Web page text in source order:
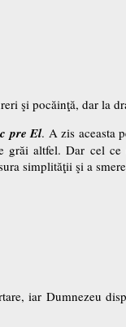
şi pocăinţă, dar la
pre El. A zis aceasta
grăi altfel. Dar cel
simplităţii şi a
iar Dumnezeu